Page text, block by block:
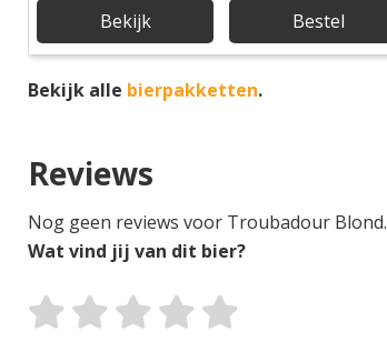
Bekijk Bestel
Bekijk alle bierpakketten.
Reviews
Nog geen reviews voor Troubadour Blond.
Wat vind jij van dit bier?